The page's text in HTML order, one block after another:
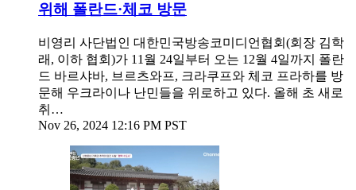
위해 폴란드·체코 방문
비영리 사단법인 대한민국방송코미디언협회(회장 김학
래, 이하 협회)가 11월 24일부터 오는 12월 4일까지 폴란
드 바르샤바, 브르츠와프, 크라쿠프와 체코 프라하를 방
문해 우크라이나 난민들을 위로하고 있다. 올해 초 새로
취…
Nov 26, 2024 12:16 PM PST